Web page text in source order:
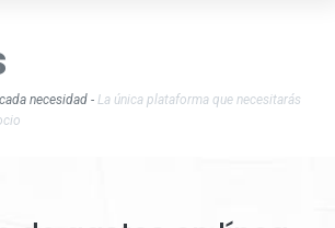
necesidad - La única plataforma que necesitarás